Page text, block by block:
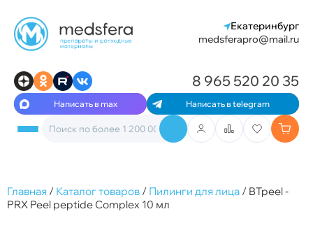
Екатеринбург
medsferapro@mail.ru
Написать в max Написать в telegram
8 965 520 20 35
Главная / Каталог товаров / Пилинги для лица / BTpeel -
PRX Peel peptide Complex 10 мл